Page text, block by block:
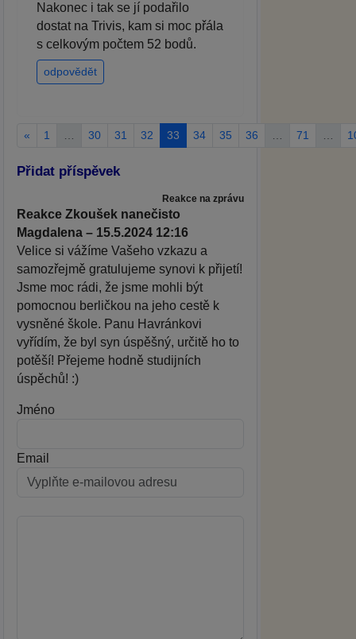
Nakonec i tak se jí podařilo
dostat na Trivis, kam si moc přála
s celkovým počtem 52 bodů.
odpovědět
« 1 30 31 32 33 34 35 36 71
Přidat příspěvek
Reakce na zprávu
Reakce Zkoušek nanečisto
Magdalena – 15.5.2024 12:16
Velice si vážíme Vašeho vzkazu a
samozřejmě gratulujeme synovi k přijetí!
Jsme moc rádi, že jsme mohli být
pomocnou berličkou na jeho cestě k
vysněné škole. Panu Havránkovi
vyřídím, že byl syn úspěšný, určitě ho to
potěší! Přejeme hodně studijních
úspěchů! :)
Jméno
Email